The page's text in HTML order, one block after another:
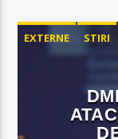
EXTERNE STIRI